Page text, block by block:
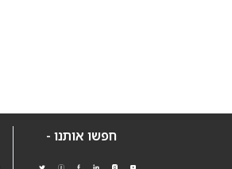
חפשו אותנו -